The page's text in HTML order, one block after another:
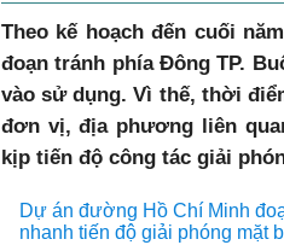
Theo kế hoạch đến cuối
đoạn tránh phía Đông TP.
vào sử dụng. Vì thế, thời
đơn vị, địa phương liên
kịp tiến độ công tác giải
Dự án đường Hồ Chí Minh
nhanh tiến độ giải phóng mặt